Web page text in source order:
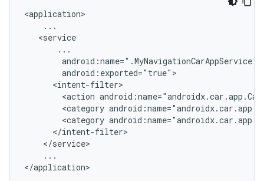
<action
<category
<category
...